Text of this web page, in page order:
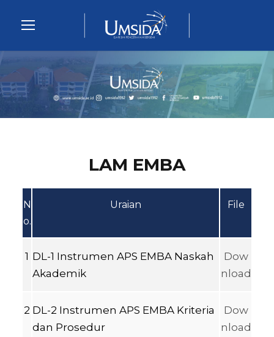
LAM EMBA
N
o.
Uraian File
1 DL-1 Instrumen APS EMBA Naskah
Akademik
Dow
nload
2 DL-2 Instrumen APS EMBA Kriteria
dan Prosedur
Dow
nload